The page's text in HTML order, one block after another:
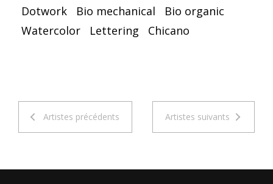
Dotwork
Bio mechanical
Bio organic
Watercolor
Lettering Chicano
Artistes précédents Artistes suivants